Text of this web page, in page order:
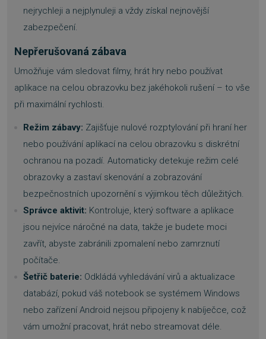
nejrychleji a nejplynuleji a vždy získal nejnovější
zabezpečení.
Nepřerušovaná zábava
Umožňuje vám sledovat filmy, hrát hry nebo používat
aplikace na celou obrazovku bez jakéhokoli rušení – to vše
při maximální rychlosti.
Režim zábavy: Zajišťuje nulové rozptylování při hraní her
nebo používání aplikací na celou obrazovku s diskrétní
ochranou na pozadí. Automaticky detekuje režim celé
obrazovky a zastaví skenování a zobrazování
bezpečnostních upozornění s výjimkou těch důležitých.
Správce aktivit: Kontroluje, který software a aplikace
jsou nejvíce náročné na data, takže je budete moci
zavřít, abyste zabránili zpomalení nebo zamrznutí
počítače.
Šetřič baterie: Odkládá vyhledávání virů a aktualizace
databází, pokud váš notebook se systémem Windows
nebo zařízení Android nejsou připojeny k nabíječce, což
vám umožní pracovat, hrát nebo streamovat déle.